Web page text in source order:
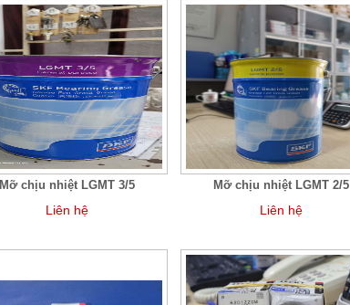
Mỡ chịu nhiệt LGMT 3/5
Liên hệ
Mỡ chịu nhiệt LGMT 2/5
Liên hệ